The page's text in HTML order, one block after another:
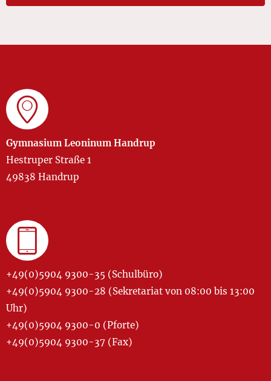
Gymnasium Leoninum Handrup
Hestruper Straße 1
49838 Handrup
+49(0)5904 9300-35 (Schulbüro)
+49(0)5904 9300-28 (Sekretariat von 08:00 bis 13:00
Uhr)
+49(0)5904 9300-0 (Pforte)
+49(0)5904 9300-37 (Fax)